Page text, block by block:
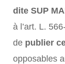
dite SUP
à l’art. L.
de publier
opposables